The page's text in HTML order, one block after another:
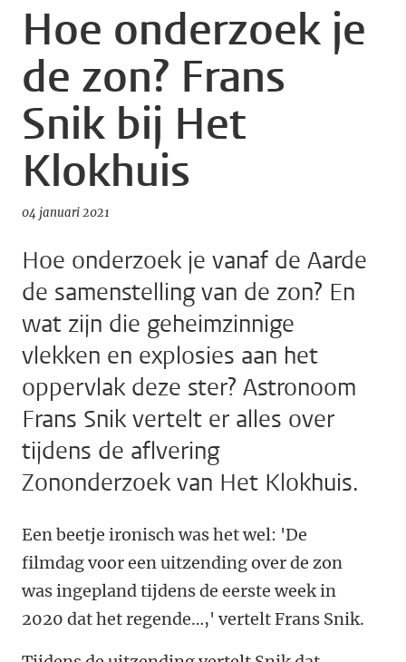
Hoe onderzoek je
de zon? Frans
Snik bij Het
Klokhuis
04 januari 2021
Hoe onderzoek je vanaf de Aarde
de samenstelling van de zon? En
wat zijn die geheimzinnige
vlekken en explosies aan het
oppervlak deze ster? Astronoom
Frans Snik vertelt er alles over
tijdens de aflvering
Zononderzoek van Het Klokhuis.
Een beetje ironisch was het wel: 'De
filmdag voor een uitzending over de zon
was ingepland tijdens de eerste week in
2020 dat het regende…,' vertelt Frans Snik.